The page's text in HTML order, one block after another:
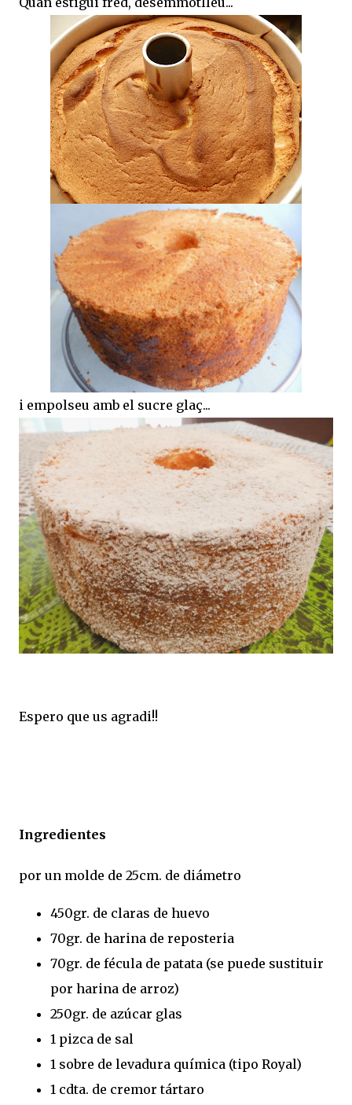
i empolseu amb el sucre glaç...
Espero que us agradi!!
Ingredientes
por un molde de 25cm. de diámetro
450gr. de claras de huevo
70gr. de harina de reposteria
70gr. de fécula de patata (se puede sustituir
por harina de arroz)
250gr. de azúcar glas
1 pizca de sal
1 sobre de levadura química (tipo Royal)
1 cdta. de cremor tártaro